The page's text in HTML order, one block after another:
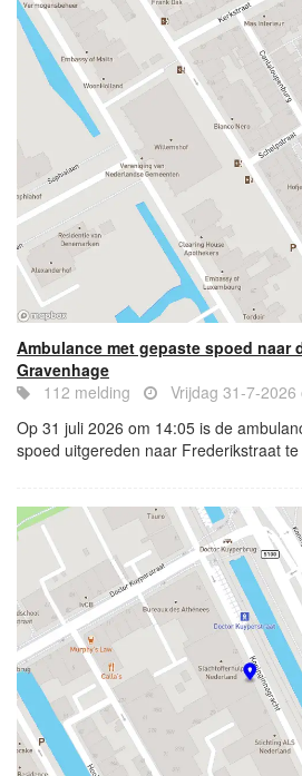
Ambulance met gepaste spoed naar
Gravenhage
112 melding
Vrijdag 31-7-2026
Op 31 juli 2026 om 14:05 is de
spoed uitgereden naar Frederikstraat